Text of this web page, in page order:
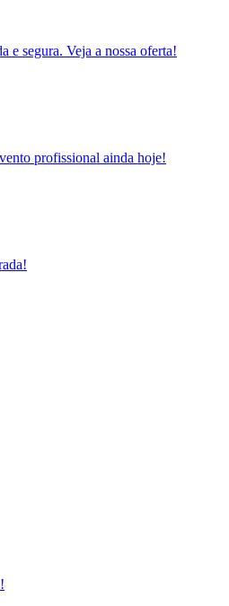
e segura. Veja a nossa oferta!
profissional ainda hoje!